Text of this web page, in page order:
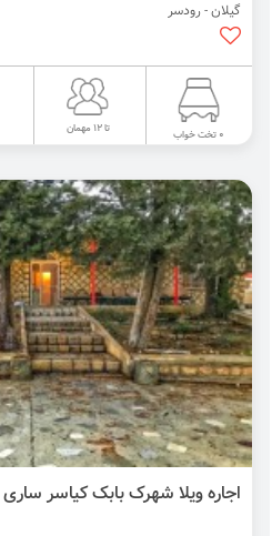
گیلان - رودسر
0 تخت خواب تا 12 مهمان
اجاره ویلا شهرک بابک کیاسر ساری